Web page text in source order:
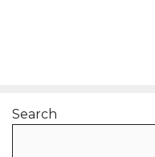
Search